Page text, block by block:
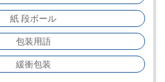
紙 段ボール
包装用語
緩衝包装